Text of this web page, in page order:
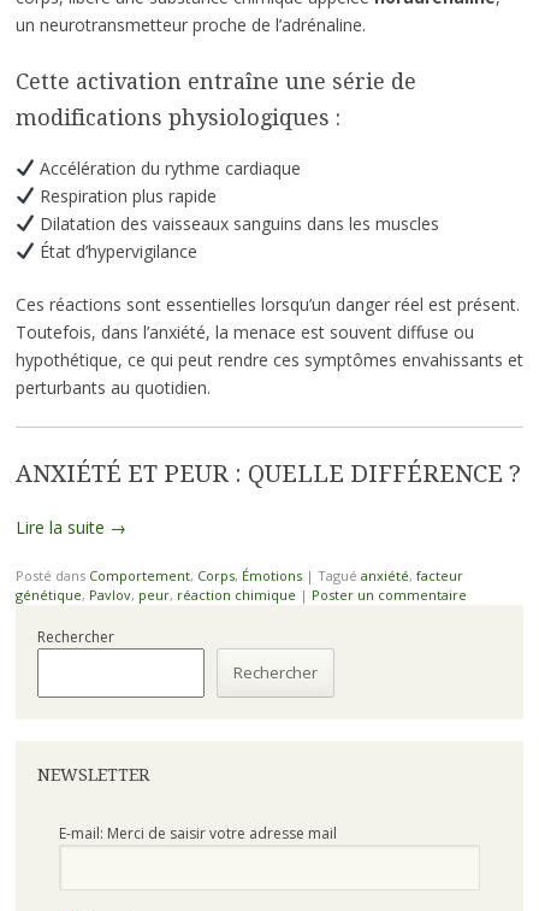
un neurotransmetteur proche de l’adrénaline.
Cette activation entraîne une série de
modifications physiologiques :
Accélération du rythme cardiaque
Respiration plus rapide
Dilatation des vaisseaux sanguins dans les muscles
État d’hypervigilance
Ces réactions sont essentielles lorsqu’un danger réel est présent.
Toutefois, dans l’anxiété, la menace est souvent diffuse ou
hypothétique, ce qui peut rendre ces symptômes envahissants et
perturbants au quotidien.
ANXIÉTÉ ET PEUR : QUELLE DIFFÉRENCE ?
Lire la suite →
Posté dans Comportement, Corps, Émotions | Tagué anxiété, facteur
génétique, Pavlov, peur, réaction chimique | Poster un commentaire
Rechercher
Rechercher
NEWSLETTER
E-mail: Merci de saisir votre adresse mail